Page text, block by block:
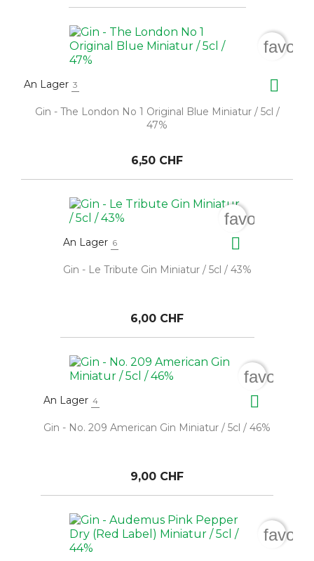
An Lager 3 
Gin - The London No 1 Original Blue Miniatur / 5cl /
47%
6,50 CHF
An Lager 6 
Gin - Le Tribute Gin Miniatur / 5cl / 43%
6,00 CHF
An Lager 4 
Gin - No. 209 American Gin Miniatur / 5cl / 46%
9,00 CHF